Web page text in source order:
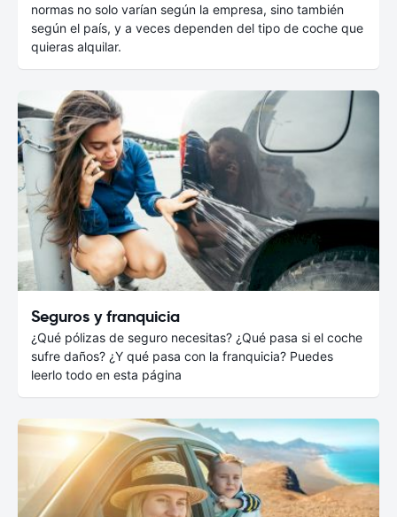
normas no solo varían según la empresa, sino también
según el país, y a veces dependen del tipo de coche que
quieras alquilar.
Seguros y franquicia
¿Qué pólizas de seguro necesitas? ¿Qué pasa si el coche
sufre daños? ¿Y qué pasa con la franquicia? Puedes
leerlo todo en esta página